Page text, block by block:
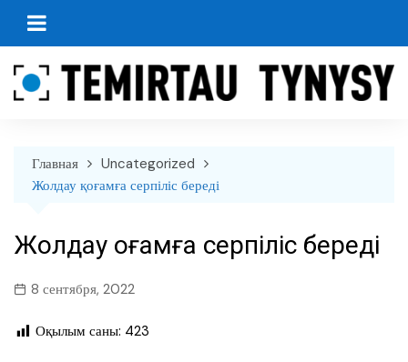
перейти
Главная
Uncategorized
Жолдау қоғамға серпіліс береді
Жолдау қоғамға серпіліс береді
8 сентября, 2022
Оқылым саны: 423